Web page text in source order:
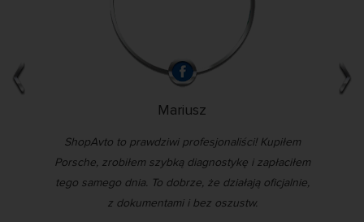
Mariusz
ShopAvto to prawdziwi profesjonaliści! Kupiłem
Porsche, zrobiłem szybką diagnostykę i zapłaciłem
tego samego dnia. To dobrze, że działają oficjalnie,
z dokumentami i bez oszustw.